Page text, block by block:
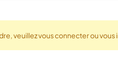
veuillez vous connecter ou vous